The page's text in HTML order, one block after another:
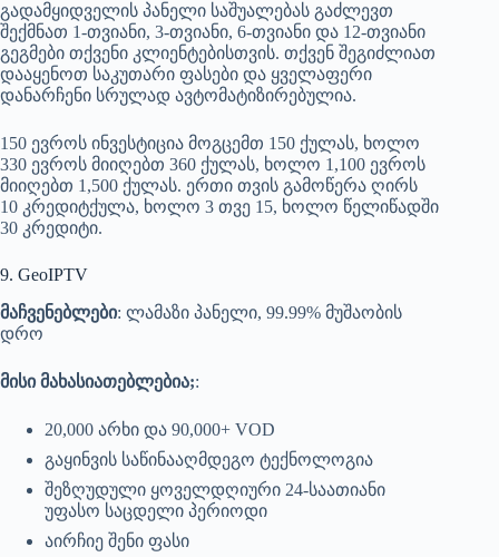
გადამყიდველის პანელი საშუალებას გაძლევთ
შექმნათ 1-თვიანი, 3-თვიანი, 6-თვიანი და 12-თვიანი
გეგმები თქვენი კლიენტებისთვის. თქვენ შეგიძლიათ
დააყენოთ საკუთარი ფასები და ყველაფერი
დანარჩენი სრულად ავტომატიზირებულია.
150 ევროს ინვესტიცია მოგცემთ 150 ქულას, ხოლო
330 ევროს მიიღებთ 360 ქულას, ხოლო 1,100 ევროს
მიიღებთ 1,500 ქულას. ერთი თვის გამოწერა ღირს
10 კრედიტქულა, ხოლო 3 თვე 15, ხოლო წელიწადში
30 კრედიტი.
9. GeoIPTV
მაჩვენებლები: ლამაზი პანელი, 99.99% მუშაობის
დრო
მისი მახასიათებლებია;:
20,000 არხი და 90,000+ VOD
გაყინვის საწინააღმდეგო ტექნოლოგია
შეზღუდული ყოველდღიური 24-საათიანი
უფასო საცდელი პერიოდი
აირჩიე შენი ფასი